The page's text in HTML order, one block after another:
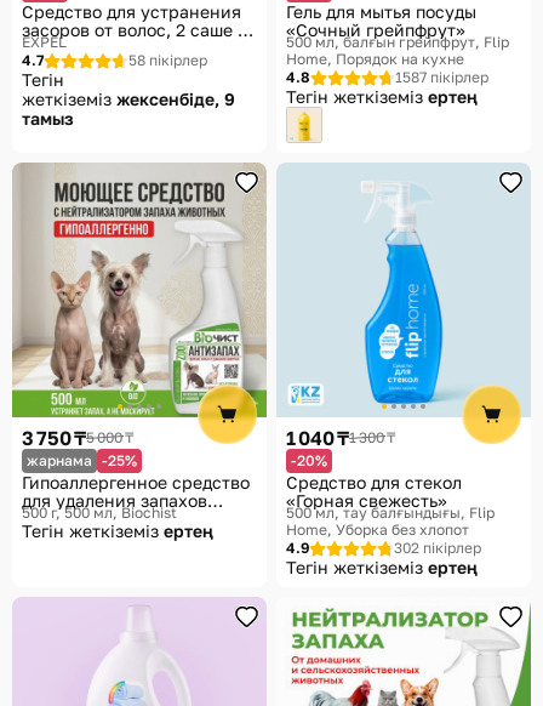
Средство для устранения
засоров от волос, 2 саше по
50 г
EXPEL
4.7
58 пікірлер
Тегін
жеткіземіз жексенбіде, 9
тамыз
Гель для мытья посуды
«Сочный грейпфрут»
500 мл, балғын грейпфрут Flip
Home, Порядок на кухне
4.8
1587 пікірлер
Тегін жеткіземіз ертең
3 750 ₸5 000 ₸
жарнама -25%
Гипоаллергенное средство
для удаления запахов
домашних животных
«Антизапах ZOO»
500 г, 500 мл Biochist
Тегін жеткіземіз ертең
1 040 ₸1 300 ₸
-20%
Средство для стекол
«Горная свежесть»
500 мл, тау балғындығы Flip
Home, Уборка без хлопот
4.9
302 пікірлер
Тегін жеткіземіз ертең